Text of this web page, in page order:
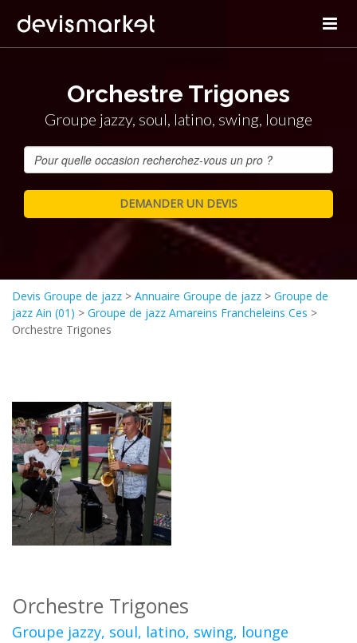
Orchestre Trigones
Groupe jazzy, soul, latino, swing, lounge
Devis Groupe de jazz > Annuaire Groupe de jazz > Groupe de
jazz Ain (01) > Groupe de jazz Amareins Francheleins Ces >
Orchestre Trigones
Orchestre Trigones
Groupe jazzy, soul, latino, swing, lounge